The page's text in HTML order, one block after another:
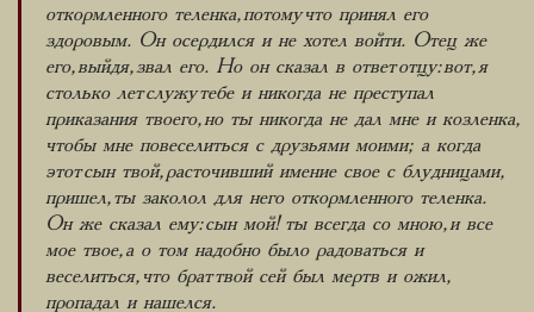
откормленного теленка, потому что принял его
здоровым. Он осердился и не хотел войти. Отец же
его, выйдя, звал его. Но он сказал в ответ отцу: вот, я
столько лет служу тебе и никогда не преступал
приказания твоего, но ты никогда не дал мне и козленка,
чтобы мне повеселиться с друзьями моими; а когда
этот сын твой, расточивший имение свое с блудницами,
пришел, ты заколол для него откормленного теленка.
Он же сказал ему: сын мой! ты всегда со мною, и все
мое твое, а о том надобно было радоваться и
веселиться, что брат твой сей был мертв и ожил,
пропадал и нашелся.